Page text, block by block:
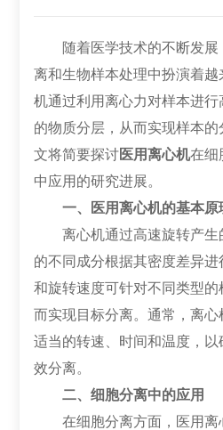
随着医学技术的不断发展
离和生物样本处理中扮演着
机通过利用离心力对样本进
的物质分层，从而实现样本
文将简要探讨医用离心机在细
中应用的研究进展。
一、医用离心机的基本原
离心机通过高速旋转产生
的不同成分根据其密度差异
和旋转速度可针对不同类型
而实现目标分离。通常，离
适当的转速、时间和温度，
效分离。
二、细胞分离中的应用
在细胞分离方面，医用离